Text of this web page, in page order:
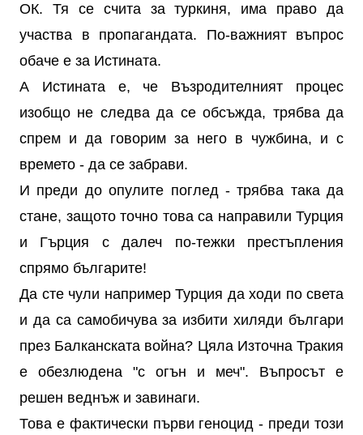
ОК. Тя се счита за туркиня, има право да
участва в пропагандата. По-важният въпрос
обаче е за Истината.
А Истината е, че Възродителният процес
изобщо не следва да се обсъжда, трябва да
спрем и да говорим за него в чужбина, и с
времето - да се забрави.
И преди до опулите поглед - трябва така да
стане, защото точно това са направили Турция
и Гърция с далеч по-тежки престъпления
спрямо българите!
Да сте чули например Турция да ходи по света
и да са самобичува за избити хиляди българи
през Балканската война? Цяла Източна Тракия
е обезлюдена "с огън и меч". Въпросът е
решен веднъж и завинаги.
Това е фактически първи геноцид - преди този